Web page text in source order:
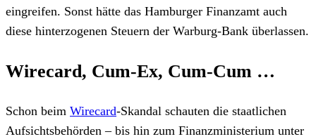
eingreifen. Sonst hätte das Hamburger Finanzamt auch
diese hinterzogenen Steuern der Warburg-Bank überlassen.
Wirecard, Cum-Ex, Cum-Cum …
Schon beim Wirecard-Skandal schauten die staatlichen
Aufsichtsbehörden – bis hin zum Finanzministerium unter